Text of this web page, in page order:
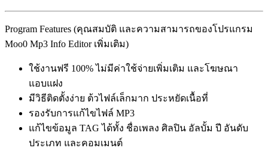
Program Features (คุณสมบัติ และความสามารถของโปรแกรม
Moo0 Mp3 Info Editor เพิ่มเติม)
ใช้งานฟรี 100% ไม่มีค่าใช้จ่ายเพิ่มเติม และโฆษณา
แอบแฝง
มีวิธีติดตั้งง่าย ต้วไฟล์เล็กมาก ประหยัดเนื้อที่
รองรับการแก้ไขไฟล์ MP3
แก้ไขข้อมูล TAG ได้ทั้ง ชื่อเพลง ศิลปิน อัลบั้ม ปี อันดับ
ประเภท และคอมเมนต์